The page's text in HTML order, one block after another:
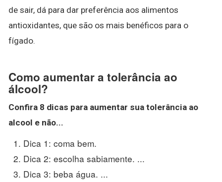
de sair, dá para dar preferência aos alimentos
antioxidantes, que são os mais benéficos para o
fígado.
Como aumentar a tolerância ao
álcool?
Confira 8 dicas para aumentar sua tolerância ao
alcool e não...
Dica 1: coma bem.
Dica 2: escolha sabiamente. ...
Dica 3: beba água. ...